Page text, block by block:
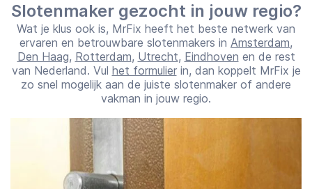
Slotenmaker gezocht in jouw regio?
Wat je klus ook is, MrFix heeft het beste netwerk van
ervaren en betrouwbare slotenmakers in Amsterdam,
Den Haag, Rotterdam, Utrecht, Eindhoven en de rest
van Nederland. Vul het formulierin, dan koppelt MrFix je
zo snel mogelijk aan de juiste slotenmaker of andere
vakman in jouw regio.
Starttijd
07:00
Eindtijd
23:00